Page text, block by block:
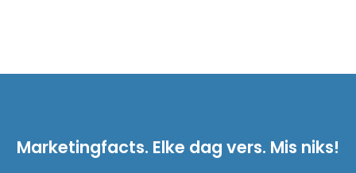
Marketingfacts. Elke dag vers. Mis niks!